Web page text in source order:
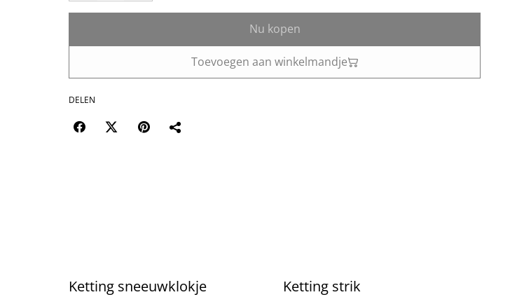
Nu kopen
Toevoegen aan winkelmandje
DELEN
Ketting sneeuwklokje
Ketting strik